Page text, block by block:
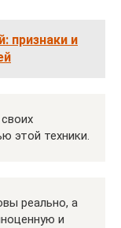
признаки и
этой техники.
реально, а
и